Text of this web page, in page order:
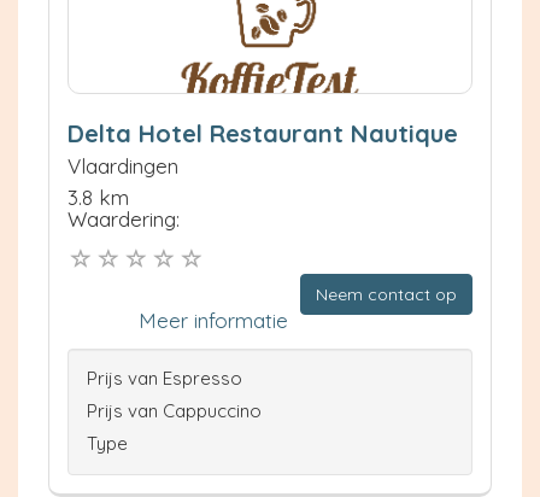
Delta Hotel Restaurant Nautique
Vlaardingen
3.8 km
Waardering:
Neem contact op
Meer informatie
Prijs van Espresso
Prijs van Cappuccino
Type